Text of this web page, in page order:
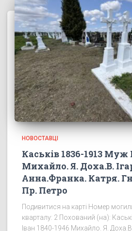
НОВОСТАВЦІ
Каськів 1836-1913 Муж
Михайло. Я. Доха.В.
Анна.Франка. Катря.
Пр. Петро
Подивитися на карті Номер
кварталу: 2 Похований (на):
Іван 1840-1946 Михайло. Я.